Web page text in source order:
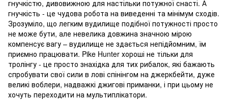
гнучкістю, дивовижною для настільки потужної снасті. А
гнучкість - це чудова робота на виведенні та мінімум сходів.
Зрозуміло, що легким вудилище подібної потужності просто
не може бути, але невелика довжина значною мірою
компенсує вагу – вудилище не здається непідйомним, їм
приємно працювати. Pike Hunter хороші не тільки для
тролінгу - це просто знахідка для тих рибалок, які бажають
спробувати свої сили в лові спінінгом на джеркбейти, дуже
великі воблери, надважкі джигові приманки, і при цьому не
хочуть переходити на мультиплікатори.